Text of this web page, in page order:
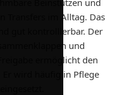
Beinstützen und
Transfers im Alltag. Das
gut kontrollierbar. Der
und
ermöglicht den
wird häufig in Pflege